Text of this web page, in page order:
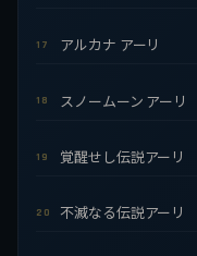
17 アルカナ アーリ
18 スノームーン アーリ
19 覚醒せし伝説アーリ
20 不滅なる伝説アーリ